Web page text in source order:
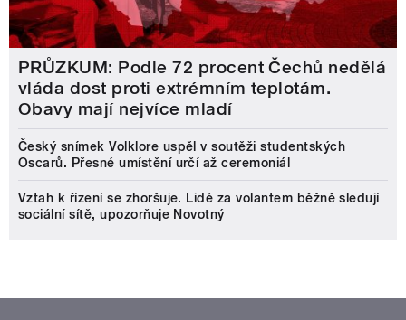
PRŮZKUM: Podle 72 procent Čechů nedělá
vláda dost proti extrémním teplotám.
Obavy mají nejvíce mladí
Český snímek Volklore uspěl v soutěži studentských
Oscarů. Přesné umístění určí až ceremoniál
Vztah k řízení se zhoršuje. Lidé za volantem běžně sledují
sociální sítě, upozorňuje Novotný